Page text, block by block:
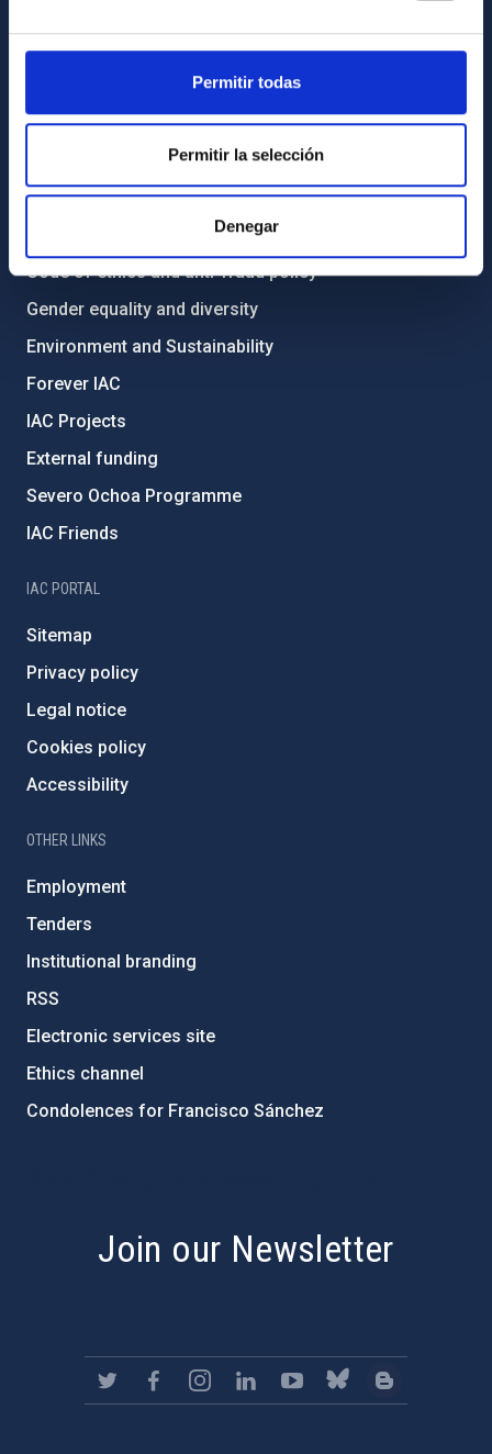
Permitir todas
Permitir la selección
Denegar
Library
Legislation
Code of ethics and anti-fraud policy
Gender equality and diversity
Environment and Sustainability
Forever IAC
IAC Projects
External funding
Severo Ochoa Programme
IAC Friends
IAC PORTAL
Sitemap
Privacy policy
Legal notice
Cookies policy
Accessibility
OTHER LINKS
Employment
Tenders
Institutional branding
RSS
Electronic services site
Ethics channel
Condolences for Francisco Sánchez
Join our Newsletter